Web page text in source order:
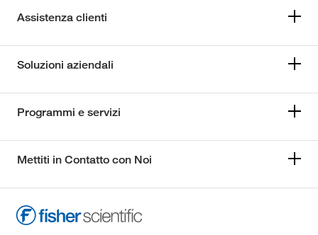
Assistenza clienti
Soluzioni aziendali
Programmi e servizi
Mettiti in Contatto con Noi